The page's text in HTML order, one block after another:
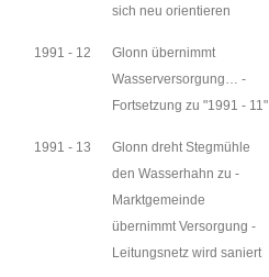
sich neu orientieren
1991 - 12
Glonn übernimmt
Wasserversorgung… -
Fortsetzung zu "1991 - 11"
1991 - 13
Glonn dreht Stegmühle
den Wasserhahn zu -
Marktgemeinde
übernimmt Versorgung -
Leitungsnetz wird saniert